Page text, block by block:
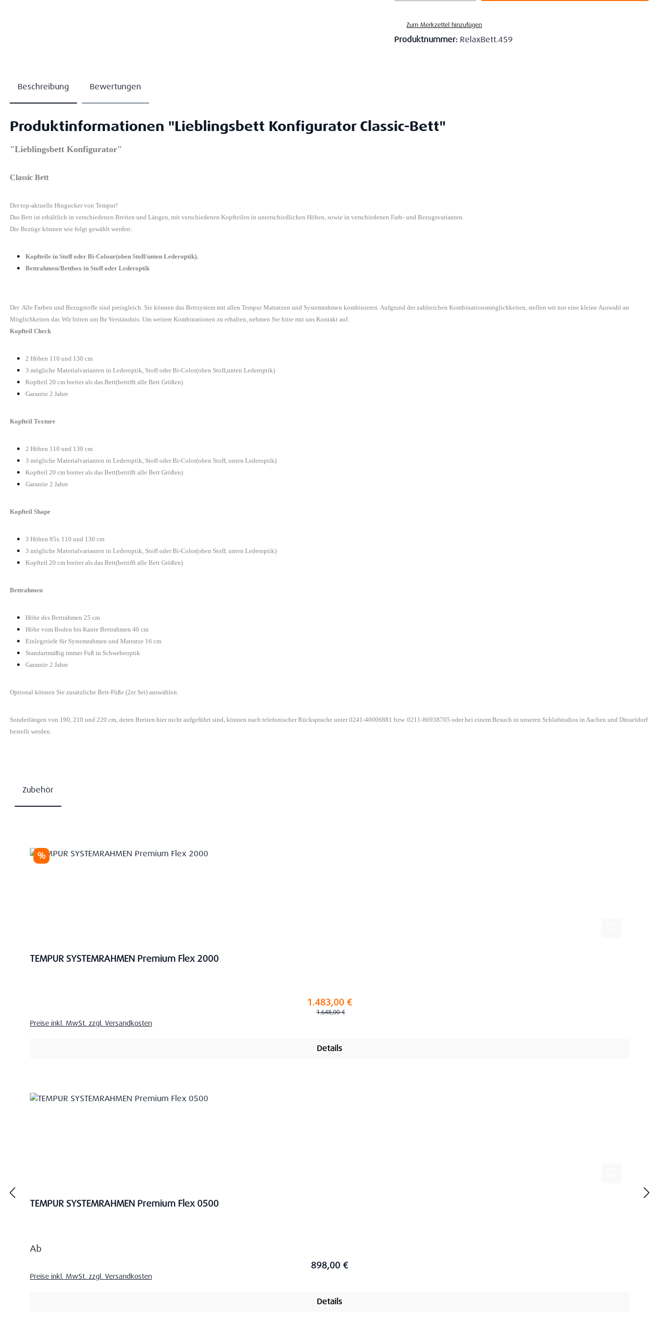
Zum Merkzettel hinzufügen
Produktnummer: RelaxBett.459
Beschreibung Bewertungen
Produktinformationen "Lieblingsbett Konfigurator Classic-Bett"
"Lieblingsbett Konfigurator"
Classic Bett
Der top-aktuelle Hingucker von Tempur!
Das Bett ist erhältlich in verschiedenen Breiten und Längen, mit verschiedenen Kopfteilen in unterschiedlichen Höhen, sowie in verschiedenen Farb- und Bezugsvarianten.
Die Bezüge können wie folgt gewählt werden:
Kopfteile in Stoff oder Bi-Colour(oben Stoff/unten Lederoptik).
Bettrahmen/Bettbox in Stoff oder Lederoptik
Der Alle Farben und Bezugstoffe sind preisgleich. Sie können das Bettsystem mit allen Tempur Matratzen und Systemrahmen kombinieren. Aufgrund der zahlreichen Kombinationsmöglichkeiten, stellen wir nur eine kleine Auswahl an
Möglichkeiten dar. Wir bitten um Ihr Verständnis. Um weitere Kombinationen zu erhalten, nehmen Sie bitte mit uns Kontakt auf.
Kopfteil Check
2 Höhen 110 und 130 cm
3 mögliche Materialvarianten in Lederoptik, Stoff oder Bi-Color(oben Stoff,unten Lederoptik)
Kopfteil 20 cm breiter als das Bett(betrifft alle Bett Größen)
Garantie 2 Jahre
Kopfteil Texture
2 Höhen 110 und 130 cm
3 mögliche Materialvarianten in Lederoptik, Stoff oder Bi-Color(oben Stoff, unten Lederoptik)
Kopfteil 20 cm breiter als das Bett(betrifft alle Bett Größen)
Garantie 2 Jahre
Kopfteil Shape
3 Höhen 85x 110 und 130 cm
3 mögliche Materialvarianten in Lederoptik, Stoff oder Bi-Color(oben Stoff, unten Lederoptik)
Kopfteil 20 cm breiter als das Bett(betrifft alle Bett Größen)
Bettrahmen
Höhe des Bettrahmen 25 cm
Höhe vom Boden bis Kante Bettrahmen 40 cm
Einlegetiefe für Systemrahmen und Matratze 16 cm
Standartmäßig immer Fuß in Schwebeoptik
Garantie 2 Jahre
Optional können Sie zusätzliche Bett-Füße (2er Set) auswählen.
Sonderlängen von 190, 210 und 220 cm, deren Breiten hier nicht aufgeführt sind, können nach telefonischer Rücksprache unter 0241-40006881 bzw. 0211-86938705 oder bei einem Besuch in unseren Schlafstudios in Aachen und Düsseldorf
bestellt werden.
Zubehör
Rabatt
%
TEMPUR SYSTEMRAHMEN Premium Flex 2000
1.483,00 €
Regulärer Preis:
1.648,00 €
Preise inkl. MwSt. zzgl. Versandkosten
Details
TEMPUR SYSTEMRAHMEN Premium Flex 0500
Regulärer Preis:
Ab
898,00 €
Preise inkl. MwSt. zzgl. Versandkosten
Details